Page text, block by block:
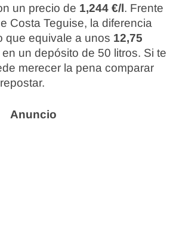
un precio de 1,244 €/l. Frente
Costa Teguise, la diferencia
que equivale a unos 12,75
en un depósito de 50 litros. Si te
merecer la pena comparar